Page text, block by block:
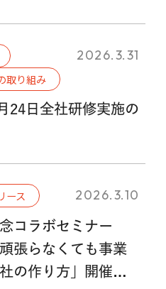
取り組み
2026.3.31
24日全社研修実施の
ース 2026.3.10
コラボセミナー
張らなくても事業
の作り方」開催】